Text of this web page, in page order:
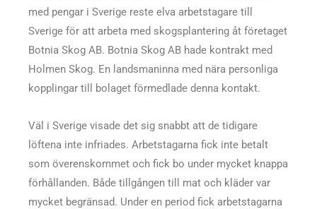
med pengar i Sverige reste elva arbetstagare till
Sverige för att arbeta med skogsplantering åt företaget
Botnia Skog AB. Botnia Skog AB hade kontrakt med
Holmen Skog. En landsmaninna med nära personliga
kopplingar till bolaget förmedlade denna kontakt.
Väl i Sverige visade det sig snabbt att de tidigare
löftena inte infriades. Arbetstagarna fick inte betalt
som överenskommet och fick bo under mycket knappa
förhållanden. Både tillgången till mat och kläder var
mycket begränsad. Under en period fick arbetstagarna